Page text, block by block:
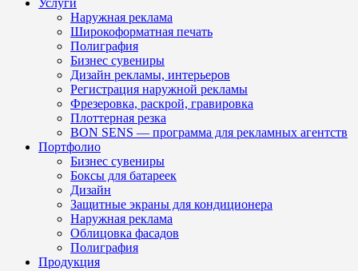
Услуги
Наружная реклама
Широкоформатная печать
Полиграфия
Бизнес сувениры
Дизайн рекламы, интерьеров
Регистрация наружной рекламы
Фрезеровка, раскрой, гравировка
Плоттерная резка
BON SENS — программа для рекламных агентств
Портфолио
Бизнес сувениры
Боксы для батареек
Дизайн
Защитные экраны для кондиционера
Наружная реклама
Облицовка фасадов
Полиграфия
Продукция